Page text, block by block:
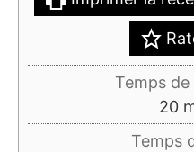
Temps
20
Temps